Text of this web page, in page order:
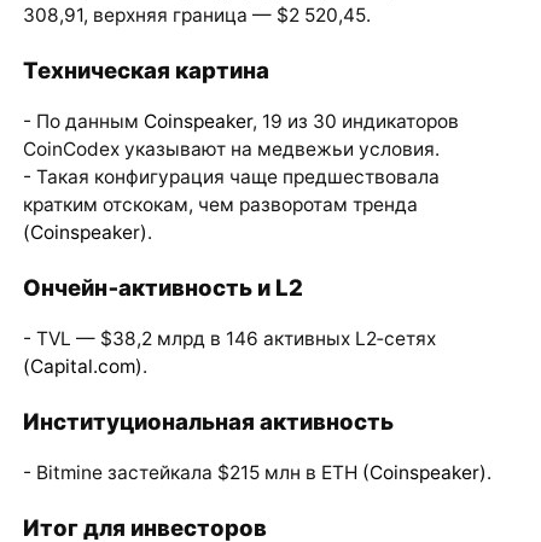
308,91, верхняя граница — $2 520,45.
Техническая картина
- По данным Coinspeaker, 19 из 30 индикаторов
CoinCodex указывают на медвежьи условия.
- Такая конфигурация чаще предшествовала
кратким отскокам, чем разворотам тренда
(Coinspeaker).
Ончейн‑активность и L2
- TVL — $38,2 млрд в 146 активных L2‑сетях
(Capital.com).
Институциональная активность
- Bitmine застейкала $215 млн в ETH (Coinspeaker).
Итог для инвесторов